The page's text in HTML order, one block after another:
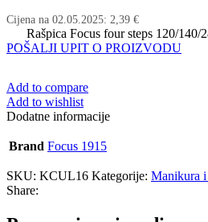
Cijena na 02.05.2025: 2,39 €
Rašpica Focus four steps 120/140/
POŠALJI UPIT O PROIZVODU
Add to compare
Add to wishlist
Dodatne informacije
Brand Focus 1915
SKU: KCUL16 Kategorije: Manikura i
Share: